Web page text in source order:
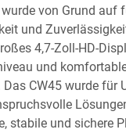
wurde von Grund auf
und
4,7-Zoll-HD-
und
CW45 wurde für
stabile und sichere